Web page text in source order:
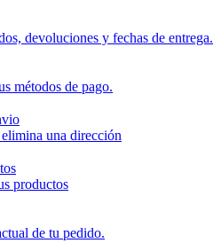
devoluciones y fechas de entrega.
métodos de pago.
una dirección
productos
de tu pedido.